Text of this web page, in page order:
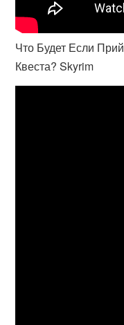
Что Будет Если
Квеста? Skyrim